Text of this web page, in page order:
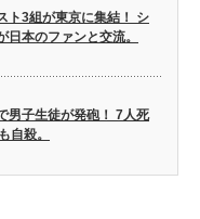
ト3組が東京に集結！ シ
日本のファンと交流。
男子生徒が発砲！ 7人死
自殺。